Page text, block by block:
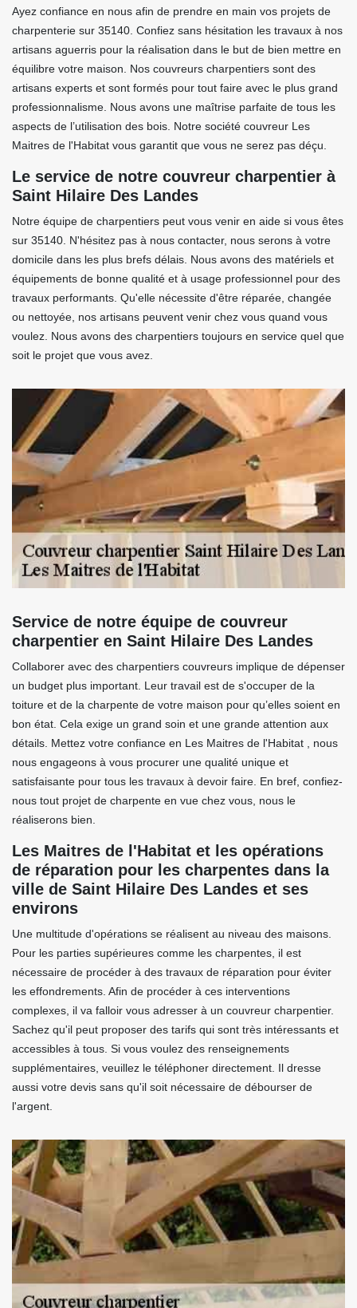
Ayez confiance en nous afin de prendre en main vos projets de
charpenterie sur 35140. Confiez sans hésitation les travaux à nos
artisans aguerris pour la réalisation dans le but de bien mettre en
équilibre votre maison. Nos couvreurs charpentiers sont des
artisans experts et sont formés pour tout faire avec le plus grand
professionnalisme. Nous avons une maîtrise parfaite de tous les
aspects de l’utilisation des bois. Notre société couvreur Les
Maitres de l'Habitat vous garantit que vous ne serez pas déçu.
Le service de notre couvreur charpentier à
Saint Hilaire Des Landes
Notre équipe de charpentiers peut vous venir en aide si vous êtes
sur 35140. N'hésitez pas à nous contacter, nous serons à votre
domicile dans les plus brefs délais. Nous avons des matériels et
équipements de bonne qualité et à usage professionnel pour des
travaux performants. Qu'elle nécessite d'être réparée, changée
ou nettoyée, nos artisans peuvent venir chez vous quand vous
voulez. Nous avons des charpentiers toujours en service quel que
soit le projet que vous avez.
Service de notre équipe de couvreur
charpentier en Saint Hilaire Des Landes
Collaborer avec des charpentiers couvreurs implique de dépenser
un budget plus important. Leur travail est de s'occuper de la
toiture et de la charpente de votre maison pour qu’elles soient en
bon état. Cela exige un grand soin et une grande attention aux
détails. Mettez votre confiance en Les Maitres de l'Habitat , nous
nous engageons à vous procurer une qualité unique et
satisfaisante pour tous les travaux à devoir faire. En bref, confiez-
nous tout projet de charpente en vue chez vous, nous le
réaliserons bien.
Les Maitres de l'Habitat et les opérations
de réparation pour les charpentes dans la
ville de Saint Hilaire Des Landes et ses
environs
Une multitude d'opérations se réalisent au niveau des maisons.
Pour les parties supérieures comme les charpentes, il est
nécessaire de procéder à des travaux de réparation pour éviter
les effondrements. Afin de procéder à ces interventions
complexes, il va falloir vous adresser à un couvreur charpentier.
Sachez qu'il peut proposer des tarifs qui sont très intéressants et
accessibles à tous. Si vous voulez des renseignements
supplémentaires, veuillez le téléphoner directement. Il dresse
aussi votre devis sans qu'il soit nécessaire de débourser de
l'argent.